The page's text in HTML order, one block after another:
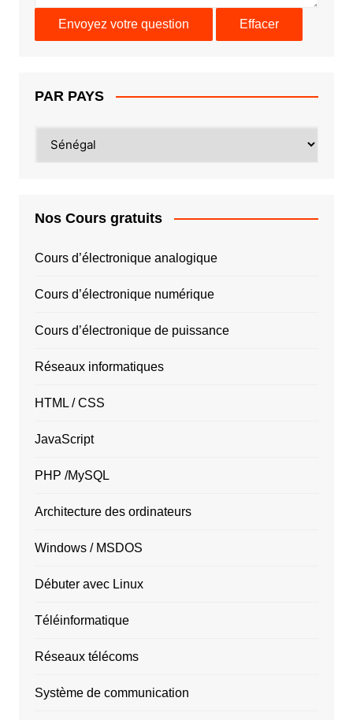
PAR PAYS
PAYS
Nos Cours gratuits
Cours d’électronique analogique
Cours d’électronique numérique
Cours d’électronique de puissance
Réseaux informatiques
HTML / CSS
JavaScript
PHP /MySQL
Architecture des ordinateurs
Windows / MSDOS
Débuter avec Linux
Téléinformatique
Réseaux télécoms
Système de communication